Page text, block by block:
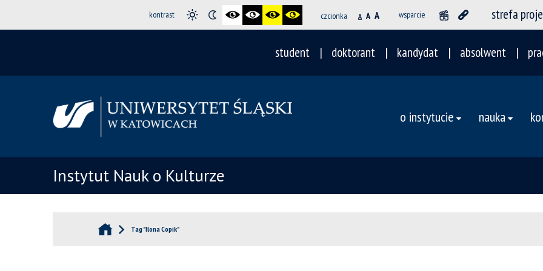
kontrast czcionka A A A wsparcie strefa
student doktorant kandydat absolwent
o instytucie nauka
Instytut Nauk o Kulturze
Tag "Ilona Copik"